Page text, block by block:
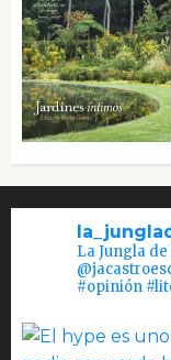
La Jungla
#opinión